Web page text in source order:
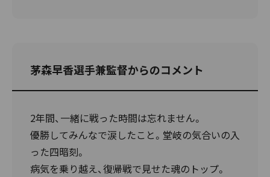
茅森早香選手兼監督からのコメント
2年間、一緒に戦った時間は忘れません。
優勝してみんなで涙したこと。堂岐の気合いの入
った四暗刻。
病気を乗り越え、復帰戦で見せた魂のトップ。